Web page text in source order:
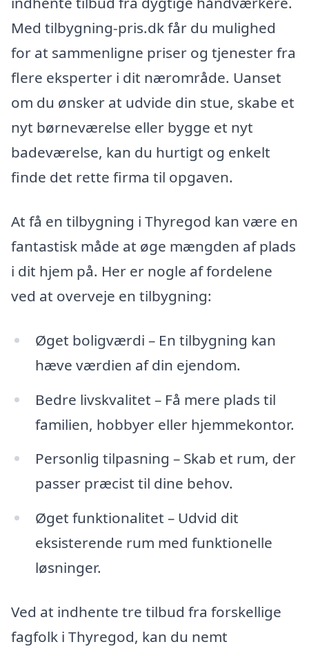
Med tilbygning-pris.dk får du mulighed
for at sammenligne priser og tjenester fra
flere eksperter i dit nærområde. Uanset
om du ønsker at udvide din stue, skabe et
nyt børneværelse eller bygge et nyt
badeværelse, kan du hurtigt og enkelt
finde det rette firma til opgaven.
At få en tilbygning i Thyregod kan være en
fantastisk måde at øge mængden af plads
i dit hjem på. Her er nogle af fordelene
ved at overveje en tilbygning:
Øget boligværdi – En tilbygning kan
hæve værdien af din ejendom.
Bedre livskvalitet – Få mere plads til
familien, hobbyer eller hjemmekontor.
Personlig tilpasning – Skab et rum, der
passer præcist til dine behov.
Øget funktionalitet – Udvid dit
eksisterende rum med funktionelle
løsninger.
Ved at indhente tre tilbud fra forskellige
fagfolk i Thyregod, kan du nemt